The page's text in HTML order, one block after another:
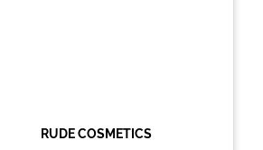
RUDE COSMETICS